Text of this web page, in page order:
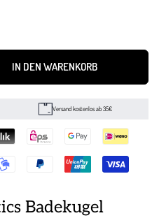
IN DEN WARENKORB
Versand kostenlos ab 35€
Badekugel